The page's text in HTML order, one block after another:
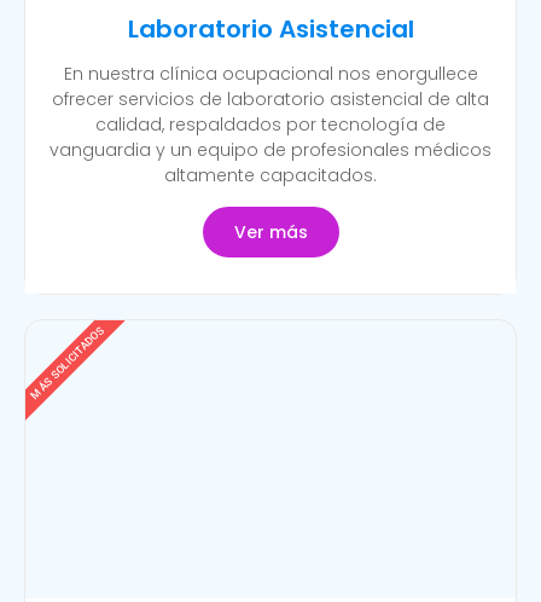
Laboratorio Asistencial
En nuestra clínica ocupacional nos enorgullece
ofrecer servicios de laboratorio asistencial de alta
calidad, respaldados por tecnología de
vanguardia y un equipo de profesionales médicos
altamente capacitados.
Ver más
MÁS SOLICITADOS